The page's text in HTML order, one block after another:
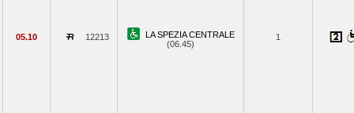
05.10 12213
LA SPEZIA CENTRALE
(06.45)
1